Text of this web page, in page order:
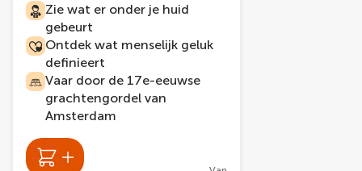
Zie wat er onder je huid
gebeurt
Ontdek wat menselijk geluk
definieert
Vaar door de 17e-eeuwse
grachtengordel van
Amsterdam